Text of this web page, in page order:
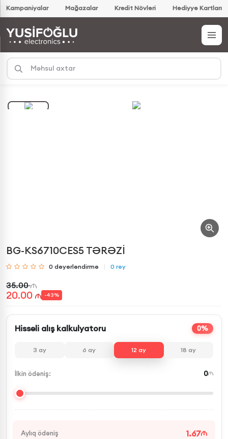
Kampaniyalar Mağazalar Kredit Növləri Hədiyyə Kartları
BG-KS6710CES5 TƏRƏZİ
0 dəyərləndirmə 0 rəy
35.00
20.00 -43%
Hissəli alış kalkulyatoru 0%
3 ay 6 ay 12 ay 18 ay
İlkin ödəniş: 0
Aylıq ödəniş 1.67